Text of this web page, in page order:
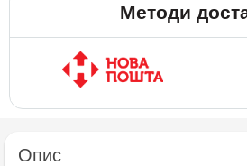
Методи
Опис